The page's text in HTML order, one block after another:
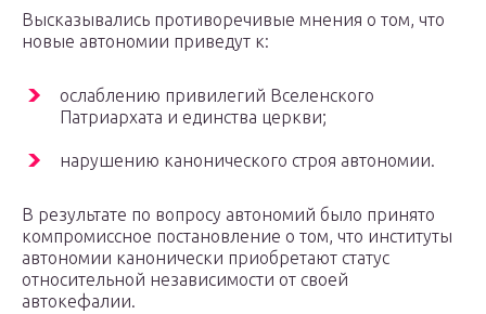
Высказывались противоречивые мнения о том, что
новые автономии приведут к:
ослаблению привилегий Вселенского
Патриархата и единства церкви;
нарушению канонического строя автономии.
В результате по вопросу автономий было принято
компромиссное постановление о том, что институты
автономии канонически приобретают статус
относительной независимости от своей
автокефалии.